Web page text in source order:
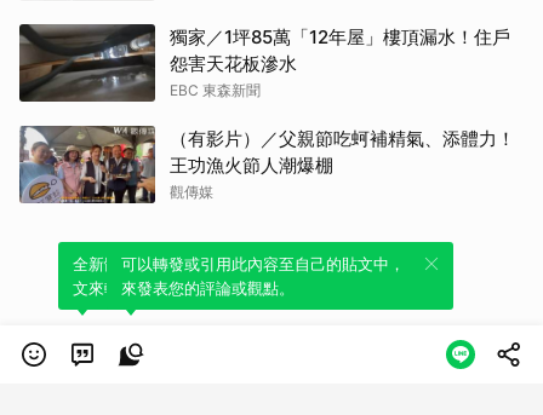
獨家／1坪85萬「12年屋」樓頂漏水！住戶
怨害天花板滲水
EBC 東森新聞
（有影片）／父親節吃蚵補精氣、添體力！
王功漁火節人潮爆棚
觀傳媒
全新體驗！一鍵引用此內容，透過發布貼
文來輕鬆表達個人立場。
可以轉發或引用此內容至自己的貼文中，
來發表您的評論或觀點。